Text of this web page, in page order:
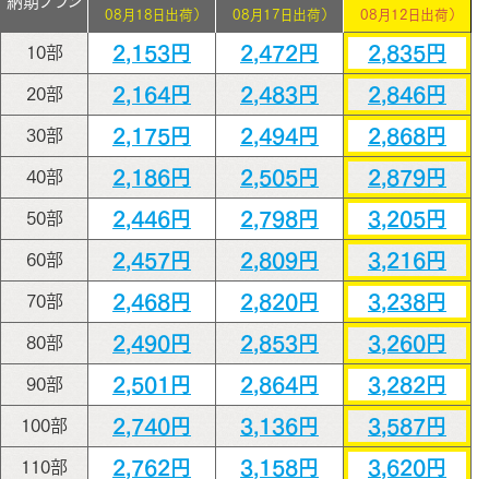
08月18日出荷） 08月17日出荷） 08月12日出荷）
10部 2,153円 2,472円 2,835円
20部 2,164円 2,483円 2,846円
30部 2,175円 2,494円 2,868円
40部 2,186円 2,505円 2,879円
50部 2,446円 2,798円 3,205円
60部 2,457円 2,809円 3,216円
70部 2,468円 2,820円 3,238円
80部 2,490円 2,853円 3,260円
90部 2,501円 2,864円 3,282円
100部 2,740円 3,136円 3,587円
110部 2,762円 3,158円 3,620円